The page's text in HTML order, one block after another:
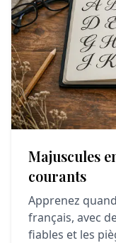
Majuscules
courants
Apprenez
français, avec
fiables et les